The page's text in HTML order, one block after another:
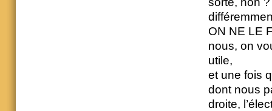
ON NE LE
nous, on
utile,
et une fois
dont nous
droite,